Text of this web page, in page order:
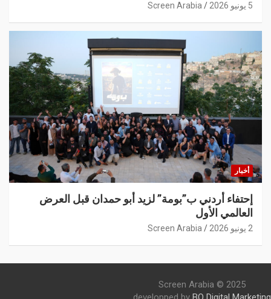
5 يونيو 2026 Screen Arabia
أخبار
إحتفاء أردني ب”بومة” لزيد أبو حمدان قبل العرض
العالمي الأول
2 يونيو 2026 Screen Arabia
Screen Arabia © 2025